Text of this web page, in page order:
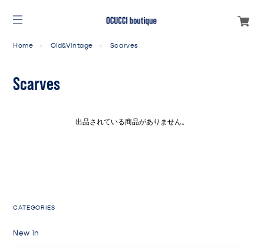
Home Old&Vintage Scarves
Scarves
出品されている商品がありません。
CATEGORIES
New in